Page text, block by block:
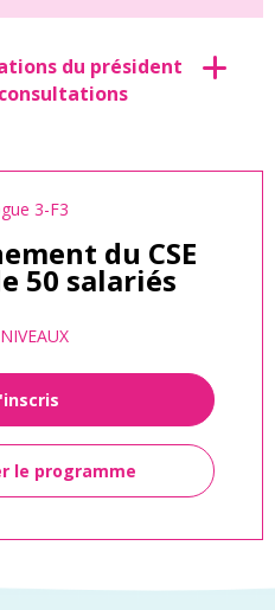
du président
3-F3
du CSE
50 salariés
le programme